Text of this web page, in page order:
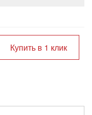
Купить в 1 клик